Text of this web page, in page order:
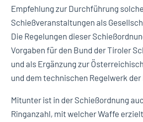
Empfehlung zur Durchführung
Schießveranstaltungen als
Die Regelungen dieser
Vorgaben für den Bund der Tiroler
und als Ergänzung zur
und dem technischen Regelwerk der
Mitunter ist in der Schießordnung
Ringanzahl, mit welcher Waffe